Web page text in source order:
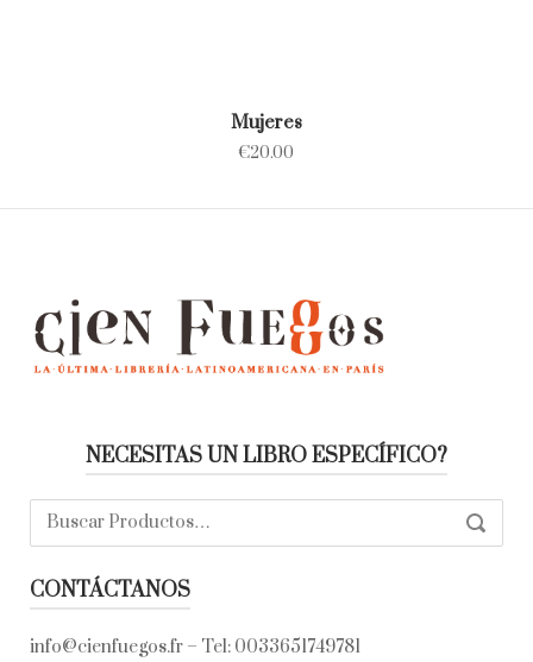
Mujeres
€20.00
NECESITAS UN LIBRO ESPECÍFICO?
Buscar:
CONTÁCTANOS
info@cienfuegos.fr – Tel: 0033651749781